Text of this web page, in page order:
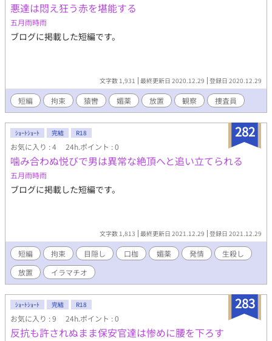
悪達は悶え狂う赤を堪能する
五月雨時雨
ブログに掲載した短編です。
文字数 1,931 最終更新日 2020.12.29 登録日 2020.12.29
短編 拘束 猿轡 媚薬 放置 観察 捜査員
282
ｼｮｰﾄｼｮｰﾄ 完結 R18
お気に入り : 4 24h.ポイント : 0
噛み合わぬ悦びで男は異常な絶頂へと追い立てられる
五月雨時雨
ブログに掲載した短編です。
文字数 1,813 最終更新日 2021.12.29 登録日 2021.12.29
短編 拘束 目隠し 口枷 媚薬 発情
生殺し
放置
イラマチオ
283
ｼｮｰﾄｼｮｰﾄ 完結 R18
お気に入り : 9 24h.ポイント : 0
反抗も許されぬまま保安官達は惨めに腰を下ろす